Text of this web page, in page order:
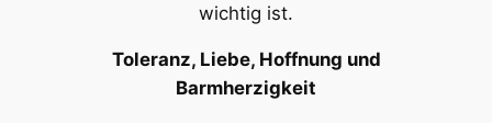
wichtig ist.
Toleranz, Liebe, Hoffnung und
Barmherzigkeit